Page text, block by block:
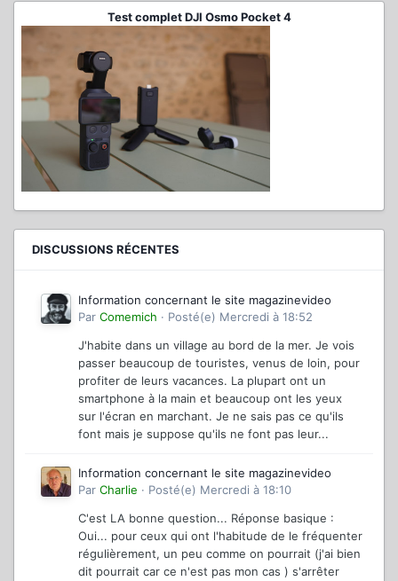
Test complet DJI Osmo Pocket 4
DISCUSSIONS RÉCENTES
Information concernant le site magazinevideo
Par Comemich · Posté(e) Mercredi à 18:52
J'habite dans un village au bord de la mer. Je vois
passer beaucoup de touristes, venus de loin, pour
profiter de leurs vacances. La plupart ont un
smartphone à la main et beaucoup ont les yeux
sur l'écran en marchant. Je ne sais pas ce qu'ils
font mais je suppose qu'ils ne font pas leur...
Information concernant le site magazinevideo
Par Charlie · Posté(e) Mercredi à 18:10
C'est LA bonne question... Réponse basique :
Oui... pour ceux qui ont l'habitude de le fréquenter
régulièrement, un peu comme on pourrait (j'ai bien
dit pourrait car ce n'est pas mon cas ) s'arrêter